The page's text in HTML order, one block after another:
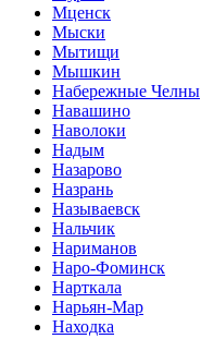
Мценск
Мыски
Мытищи
Мышкин
Набережные Челны
Навашино
Наволоки
Надым
Назарово
Назрань
Называевск
Нальчик
Нариманов
Наро-Фоминск
Нарткала
Нарьян-Мар
Находка